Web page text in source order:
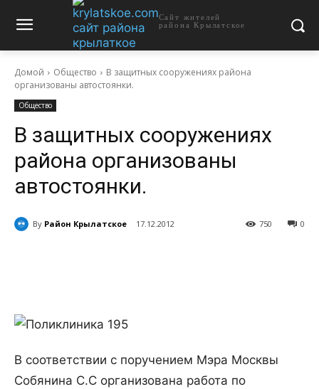
Сайт жителей
района Крылатское
Домой Общество
В защитных сооружениях района
организованы автостоянки.
Общество
В защитных сооружениях
района организованы
автостоянки.
By Район Крылатское 17.12.2012 0
750
В соответствии с поручением Мэра Москвы
Собянина С.С организована работа по